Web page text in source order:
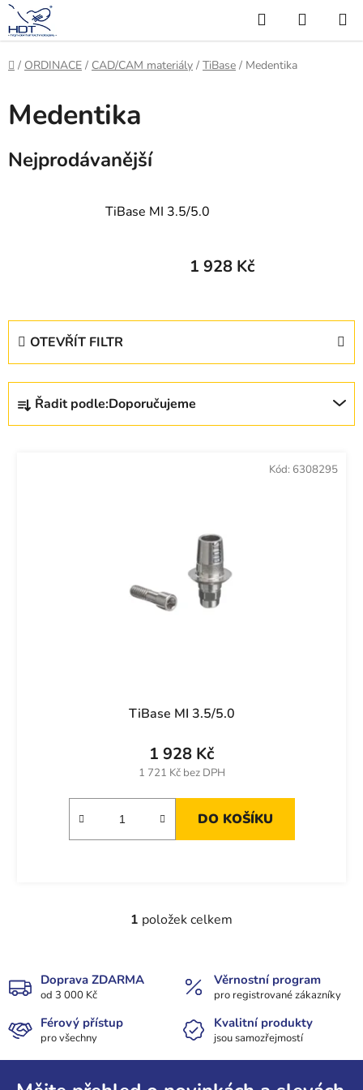
Přejít
na
obsah
Hledat
KOŠÍK
Domů
/ ORDINACE / CAD/CAM materiály / TiBase / Medentika
Medentika
Nejprodávanější
TiBase MI 3.5/5.0
1 928 Kč
Ř
z
Řadit podle:Doporučujeme
OTEVŘÍT FILTR
V
p
TiBase MI 3.5/5.0
1 721 Kč bez DPH
1 928 Kč
DO KOŠÍKU
Kód: 6308295
O
á
d
a
c
1 položek celkem
Doprava ZDARMA
od 3 000 Kč
Věrnostní program
pro registrované zákazníky
Férový přístup
pro všechny
Kvalitní produkty
jsou samozřejmostí